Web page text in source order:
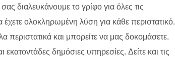
διαλευκάνουμε το γρίφο για όλες τις
ολοκληρωμένη λύση για κάθε περιστατικό.
και μπορείτε να μας δοκομάσετε.
εκατοντάδες δημόσιες υπηρεσίες. Δείτε και τις